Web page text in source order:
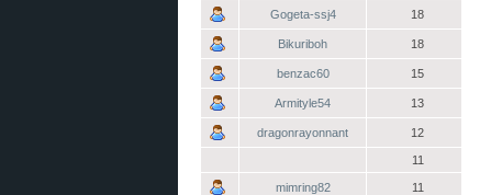
Gogeta-ssj4 18
Bikuriboh 18
benzac60 15
Armityle54 13
dragonrayonnant 12
11
mimring82 11